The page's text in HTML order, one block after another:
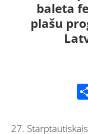
baleta
plašu
27.